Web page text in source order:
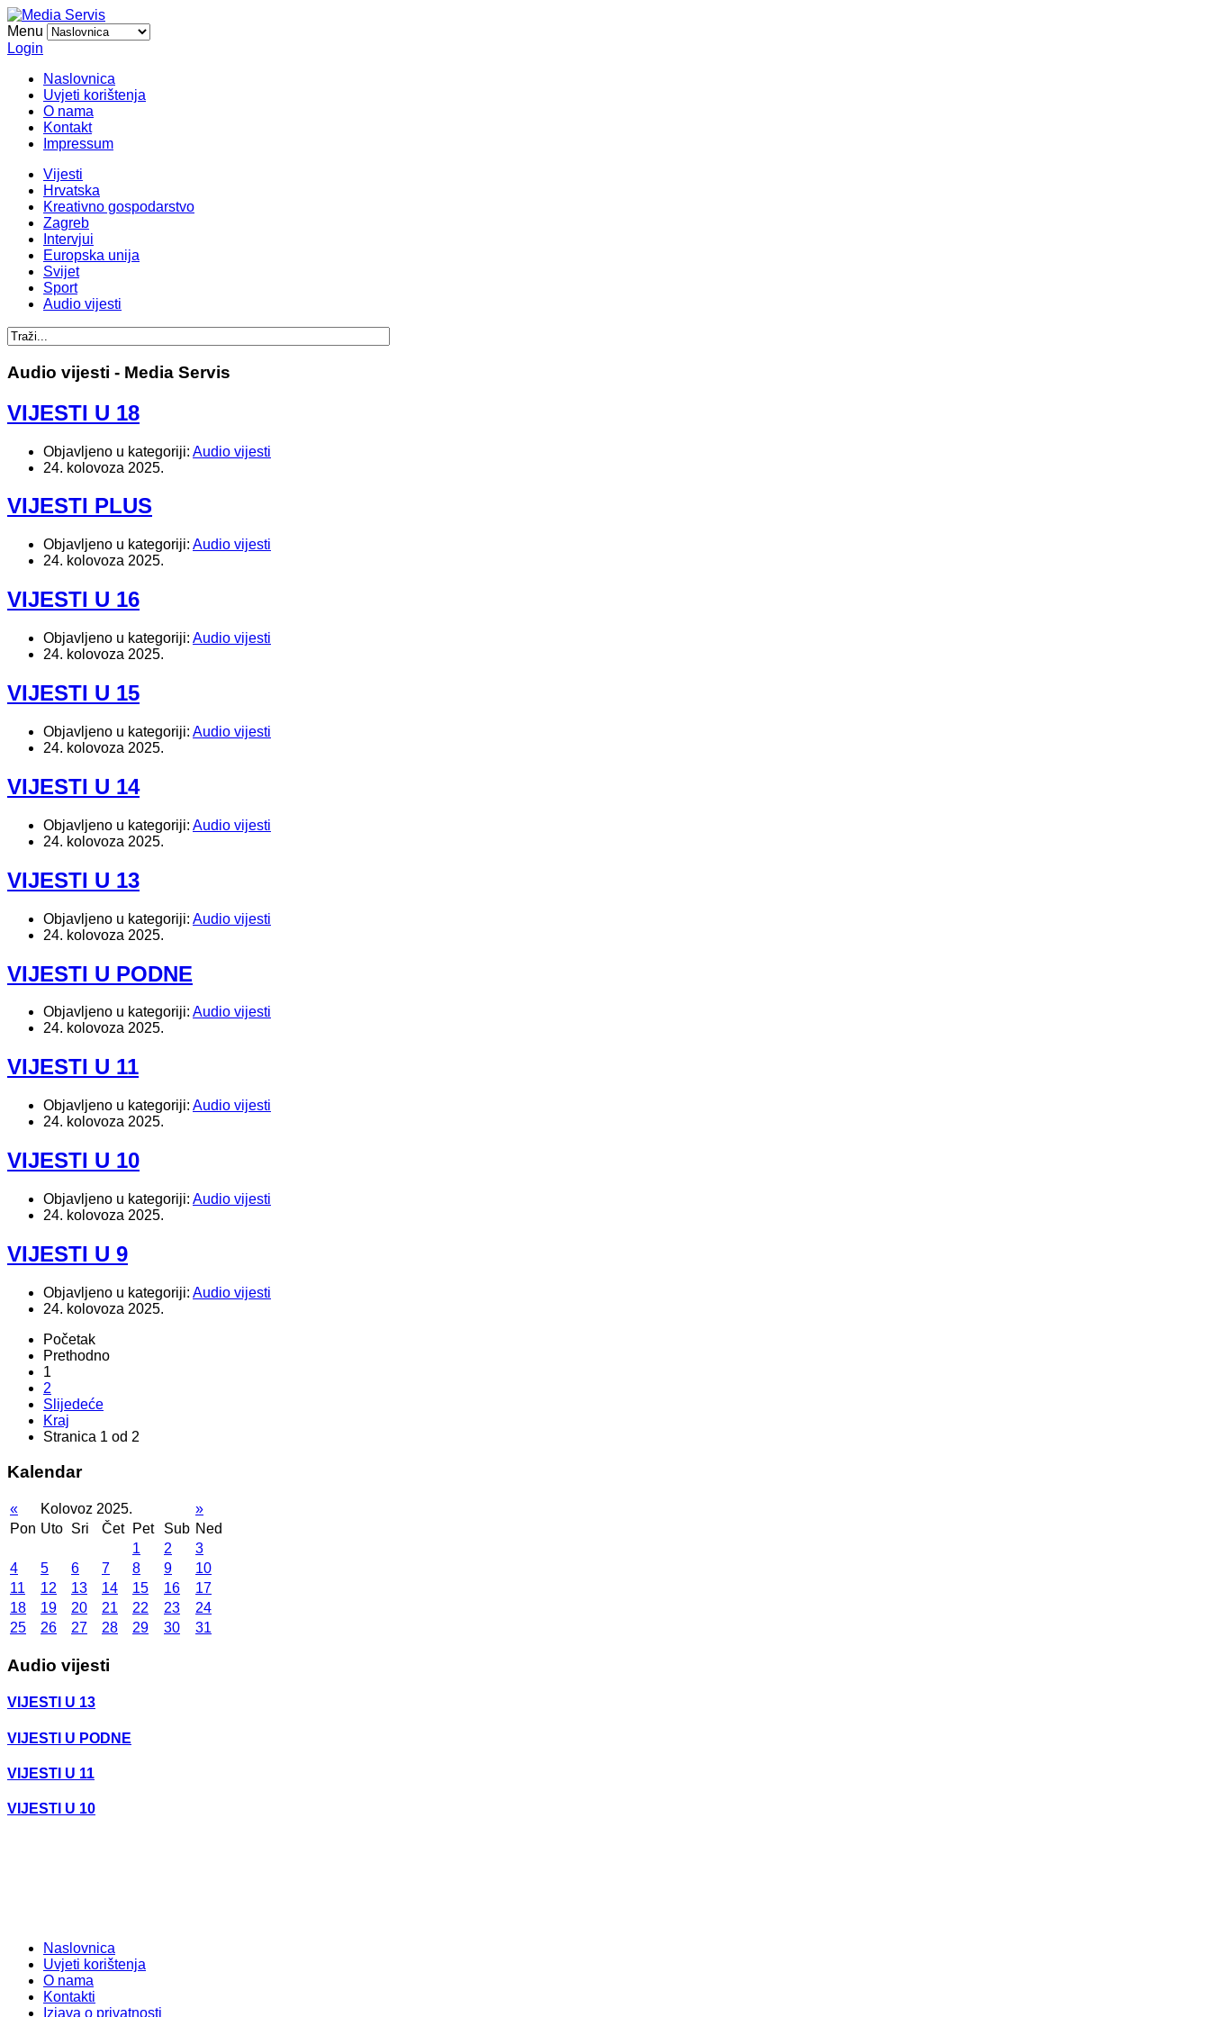
Menu
Login
Naslovnica
Uvjeti korištenja
O nama
Kontakt
Impressum
Vijesti
Hrvatska
Kreativno gospodarstvo
Zagreb
Intervjui
Europska unija
Svijet
Sport
Audio vijesti
Audio vijesti - Media Servis
VIJESTI U 18
Objavljeno u kategoriji: Audio vijesti
24. kolovoza 2025.
VIJESTI PLUS
Objavljeno u kategoriji: Audio vijesti
24. kolovoza 2025.
VIJESTI U 16
Objavljeno u kategoriji: Audio vijesti
24. kolovoza 2025.
VIJESTI U 15
Objavljeno u kategoriji: Audio vijesti
24. kolovoza 2025.
VIJESTI U 14
Objavljeno u kategoriji: Audio vijesti
24. kolovoza 2025.
VIJESTI U 13
Objavljeno u kategoriji: Audio vijesti
24. kolovoza 2025.
VIJESTI U PODNE
Objavljeno u kategoriji: Audio vijesti
24. kolovoza 2025.
VIJESTI U 11
Objavljeno u kategoriji: Audio vijesti
24. kolovoza 2025.
VIJESTI U 10
Objavljeno u kategoriji: Audio vijesti
24. kolovoza 2025.
VIJESTI U 9
Objavljeno u kategoriji: Audio vijesti
24. kolovoza 2025.
Početak
Prethodno
1
2
Slijedeće
Kraj
Stranica 1 od 2
Kalendar
« Kolovoz 2025.
»
Pon Uto Sri Čet Pet Sub Ned
1
2
3
4
5 6 7 8 9
10
11
12 13 14 15 16
17
18
19 20 21 22 23
24
25
26 27 28 29 30 31
Audio vijesti
VIJESTI U 13
VIJESTI U PODNE
VIJESTI U 11
VIJESTI U 10
Naslovnica
Uvjeti korištenja
O nama
Kontakti
Izjava o privatnosti